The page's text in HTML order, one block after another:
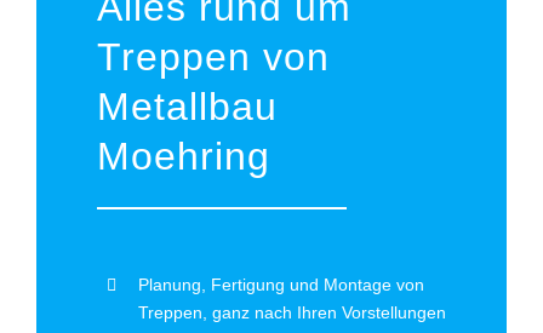
Treppen von
Metallbau
Moehring
Planung, Fertigung und Montage von
Treppen, ganz nach Ihren Vorstellungen